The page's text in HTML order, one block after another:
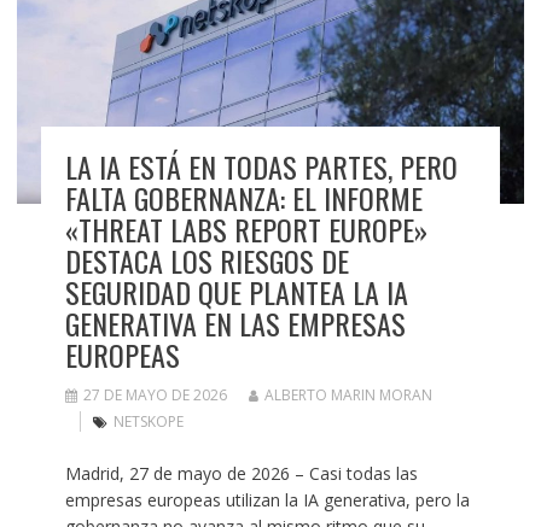
LA IA ESTÁ EN TODAS PARTES, PERO
FALTA GOBERNANZA: EL INFORME
«THREAT LABS REPORT EUROPE»
DESTACA LOS RIESGOS DE
SEGURIDAD QUE PLANTEA LA IA
GENERATIVA EN LAS EMPRESAS
EUROPEAS
27 DE MAYO DE 2026
ALBERTO MARIN MORAN
NETSKOPE
Madrid, 27 de mayo de 2026 – Casi todas las
empresas europeas utilizan la IA generativa, pero la